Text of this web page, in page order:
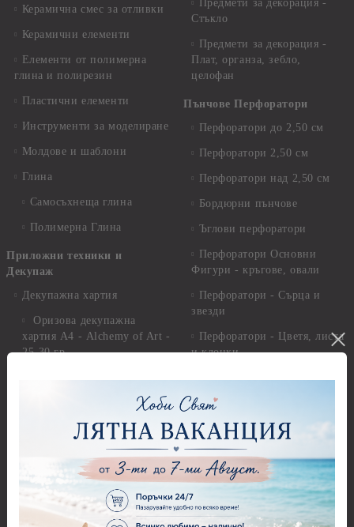
Керамична смес за отливки
Керамични елементи
Елементи от полимерна
глина и полирезин
Пластични елементи
Инструменти за моделиране
Молдове и шаблони
Глина
Самосъхнеща глина
Полимерна Глина
Приложни техники и
Декупаж
Декупажна хартия
Оризова декупажна
хартия А4 - Alchemy of Art -
25-30 гр.
Оризова декупажна хартия
А4 - Itd. Collection - 25-30
Фина оризова декупажна
хартия Stamperia - 21 х
29.см. - 28гр.
Декупажна хартия - Други
Антични пасти
Предмети за декорация -
Стъкло
Предмети за декорация -
Плат, органза, зебло,
целофан
Пънчове Перфоратори
Перфоратори до 2,50 см
Перфоратори 2,50 см
Перфоратори над 2,50 см
Бордюрни пънчове
Ъглови перфоратори
Перфоратори Основни
Фигури - кръгове, овали
Перфоратори - Сърца и
звезди
Перфоратори - Цветя, листа
и клонки
Перфоратори - Детски
Перфоратори - Животни
Перфоратори - Коледни и
Рисуване
Грунд и почистващи
разтвори